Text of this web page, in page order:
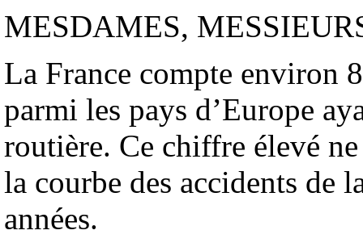
MESDAMES,
La France compte environ
parmi les pays d’Europe
routière. Ce chiffre élevé
la courbe des accidents de
années.